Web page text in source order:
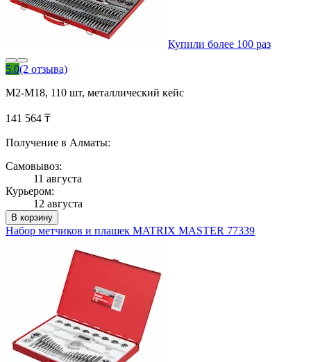
Купили более 100 раз
5.0(2 отзыва)
М2-М18, 110 шт, металлический кейс
141 564 ₸
Получение в Алматы:
Самовывоз:
11 августа
Курьером:
12 августа
В корзину
Набор метчиков и плашек MATRIX MASTER 77339